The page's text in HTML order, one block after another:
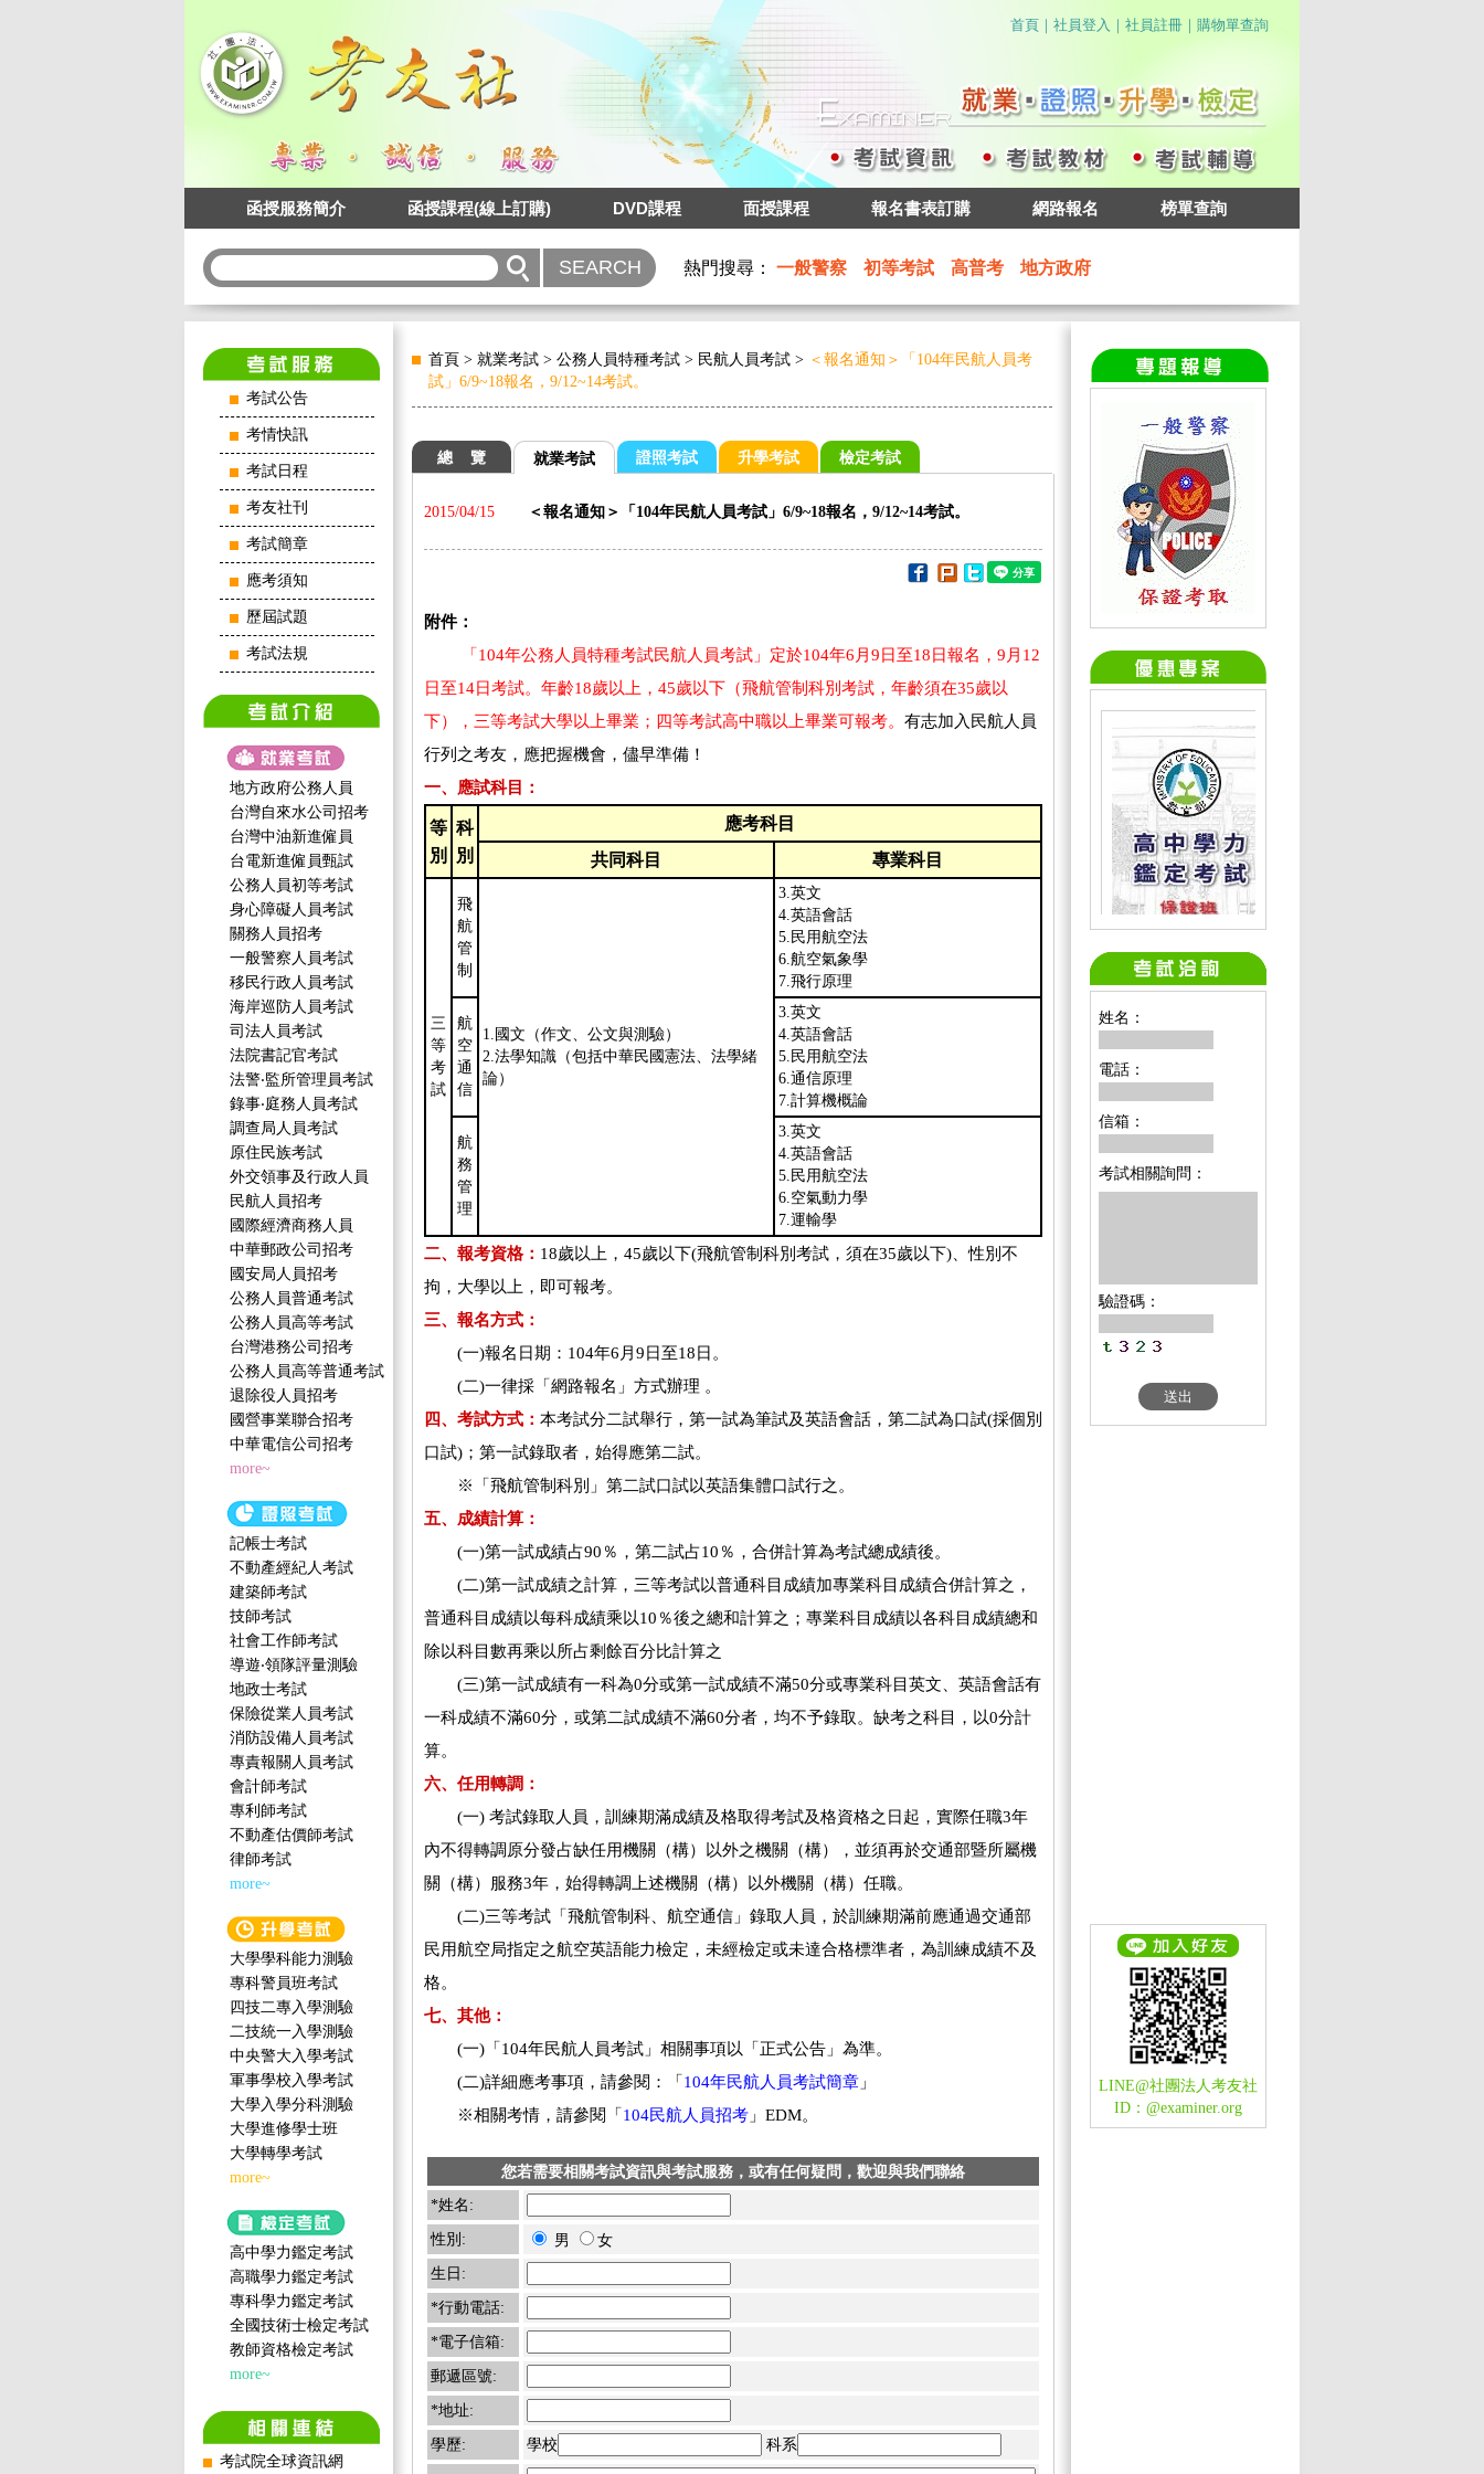
首頁 ｜ 社員登入 ｜ 社員註冊 ｜ 購物單查詢
函授服務簡介 函授課程(線上訂購) DVD課程 面授課程 報名書表訂購 網路報名 榜單查詢
熱門搜尋： 一般警察 初等考試 高普考 地方政府
考試公告
考情快訊
考試日程
考友社刊
考試簡章
應考須知
歷屆試題
考試法規
地方政府公務人員
台灣自來水公司招考
台灣中油新進僱員
台電新進僱員甄試
公務人員初等考試
身心障礙人員考試
關務人員招考
一般警察人員考試
移民行政人員考試
海岸巡防人員考試
司法人員考試
法院書記官考試
法警‧監所管理員考試
錄事‧庭務人員考試
調查局人員考試
原住民族考試
外交領事及行政人員
民航人員招考
國際經濟商務人員
中華郵政公司招考
國安局人員招考
公務人員普通考試
公務人員高等考試
台灣港務公司招考
公務人員高等普通考試
退除役人員招考
國營事業聯合招考
中華電信公司招考
more~
記帳士考試
不動產經紀人考試
建築師考試
技師考試
社會工作師‍考試
導遊‧領隊評量測驗
地政士考試
保險從業人員考試
消防設備人員考試
專責報關人員考試
會計師考試
專利師考試
不動產估價師考試
律師考試
more~
大學學科能力測驗
專科警員班考試
四技二專入學測驗
二技統一入學測驗
中央警大入學考試
軍事學校入學考試
大學入學分科測驗
大學進修學士班
大學轉學考試
more~
高中學力鑑定考試
高職學力鑑定考試
專科學力鑑定考試
全國技術士檢定考試
教師資格檢定考試
more~
考試院全球資訊網
首頁 > 就業考試 > 公務人員特種考試 > 民航人員考試 > ＜報名通知＞「104年民航人員考
試」6/9~18報名，9/12~14考試。
總 覽 就業考試 證照考試 升學考試 檢定考試
2015/04/15 ＜報名通知＞「104年民航人員考試」6/9~18報名，9/12~14考試。
附件：
「104年公務人員特種考試民航人員考試」定於104年6月9日至18日報名，9月12
日至14日考試。年齡18歲以上，45歲以下（飛航管制科別考試，年齡須在35歲以
下），三等考試大學以上畢業；四等考試高中職以上畢業可報考。 有志加入民航人員
行列之考友，應把握機會，儘早準備！
一、應試科目：
等
別
科
別
應考科目
共同科目
專業科目
三
等
考
試
飛
航
管
制
1.國文（作文、公文與測驗）
2.法學知識（包括中華民國憲法、法學緒
論）
3.英文
4.英語會話
5.民用航空法
6.航空氣象學
7.飛行原理
航
空
通
信
3.英文
4.英語會話
5.民用航空法
6.通信原理
7.計算機概論
航
務
管
理
3.英文
4.英語會話
5.民用航空法
6.空氣動力學
7.運輸學
二、報考資格： 18歲以上，45歲以下(飛航管制科別考試，須在35歲以下)、性別不
拘，大學以上，即可報考。
三、報名方式：
(一)報名日期：104年6月9日至18日。
(二)一律採「網路報名」方式辦理 。
四、考試方式： 本考試分二試舉行，第一試為筆試及英語會話，第二試為口試(採個別
口試)；第一試錄取者，始得應第二試。
※「飛航管制科別」第二試口試以英語集體口試行之。
五、成績計算：
(一)第一試成績占90％，第二試占10％，合併計算為考試總成績後。
(二)第一試成績之計算，三等考試以普通科目成績加專業科目成績合併計算之，
普通科目成績以每科成績乘以10％後之總和計算之；專業科目成績以各科目成績總和
除以科目數再乘以所占剩餘百分比計算之
(三)第一試成績有一科為0分或第一試成績不滿50分或專業科目英文、英語會話有
一科成績不滿60分，或第二試成績不滿60分者，均不予錄取。缺考之科目，以0分計
算。
六、任用轉調：
(一) 考試錄取人員，訓練期滿成績及格取得考試及格資格之日起，實際任職3年
內不得轉調原分發占缺任用機關（構）以外之機關（構），並須再於交通部暨所屬機
關（構）服務3年，始得轉調上述機關（構）以外機關（構）任職。
(二)三等考試「飛航管制科、航空通信」錄取人員，於訓練期滿前應通過交通部
民用航空局指定之航空英語能力檢定，未經檢定或未達合格標準者，為訓練成績不及
格。
七、其他：
(一)「104年民航人員考試」相關事項以「正式公告」為準。
(二)詳細應考事項，請參閱：「104年民航人員考試簡章 」
※相關考情，請參閱「104民航人員招考 」EDM。
您若需要相關考試資訊與考試服務，或有任何疑問，歡迎與我們聯絡
*姓名:
性別:
男
女
生日:
*行動電話:
*電子信箱:
郵遞區號:
*地址:
學歷:
學校 科系
姓名：
電話：
信箱：
考試相關詢問：
驗證碼：
LINE@社團法人考友社
ID： @examiner.org